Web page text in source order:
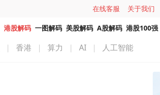
在线客服 关于我们
港股解码 一图解码 美股解码 A股解码 港股100强
| 香港 | 算力 | AI | 人工智能